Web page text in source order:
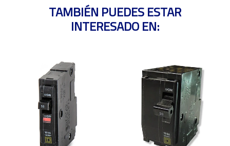
TAMBIÉN PUEDES ESTAR
INTERESADO EN: